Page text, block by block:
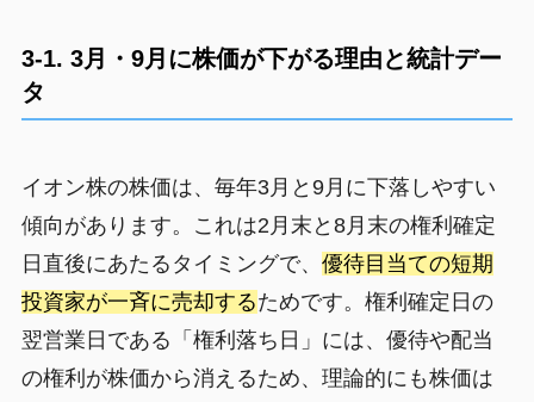
3-1. 3月・9月に株価が下がる理由と統計デー
タ
イオン株の株価は、毎年3月と9月に下落しやすい
傾向があります。これは2月末と8月末の権利確定
日直後にあたるタイミングで、 優待目当ての短期
投資家が一斉に売却するためです。権利確定日の
翌営業日である「権利落ち日」には、優待や配当
の権利が株価から消えるため、理論的にも株価は